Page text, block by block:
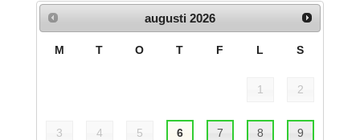
augusti 2026
M T O T F L S
1 2
3 4 5 6 7 8 9